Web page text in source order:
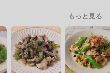
もっと見る